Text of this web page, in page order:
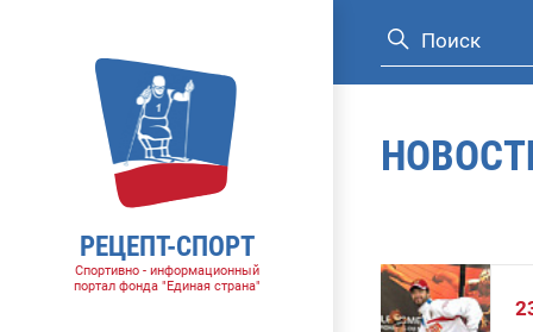
РЕЦЕПТ-СПОРТ
Спортивно - информационный
портал фонда "Единая страна"